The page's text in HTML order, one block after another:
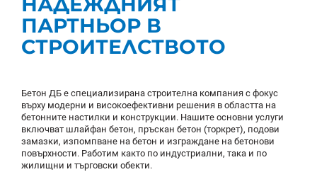
ПАРТНЬОР В
СТРОИТЕЛСТВОТО
Бетон ДБ е специализирана строителна компания с фокус
върху модерни и високоефективни решения в областта на
бетонните настилки и конструкции. Нашите основни услуги
включват шлайфан бетон, пръскан бетон (торкрет), подови
замазки, изпомпване на бетон и изграждане на бетонови
повърхности. Работим както по индустриални, така и по
жилищни и търговски обекти.